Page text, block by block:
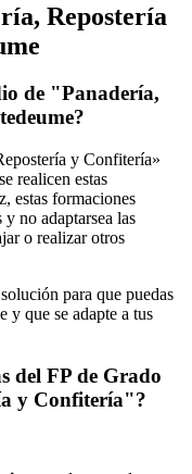
Repostería
de "Panadería,
y Confitería»
realicen estas
estas formaciones
no adaptarsea las
o realizar otros
para que puedas
que se adapte a tus
del FP de Grado
y Confitería"?